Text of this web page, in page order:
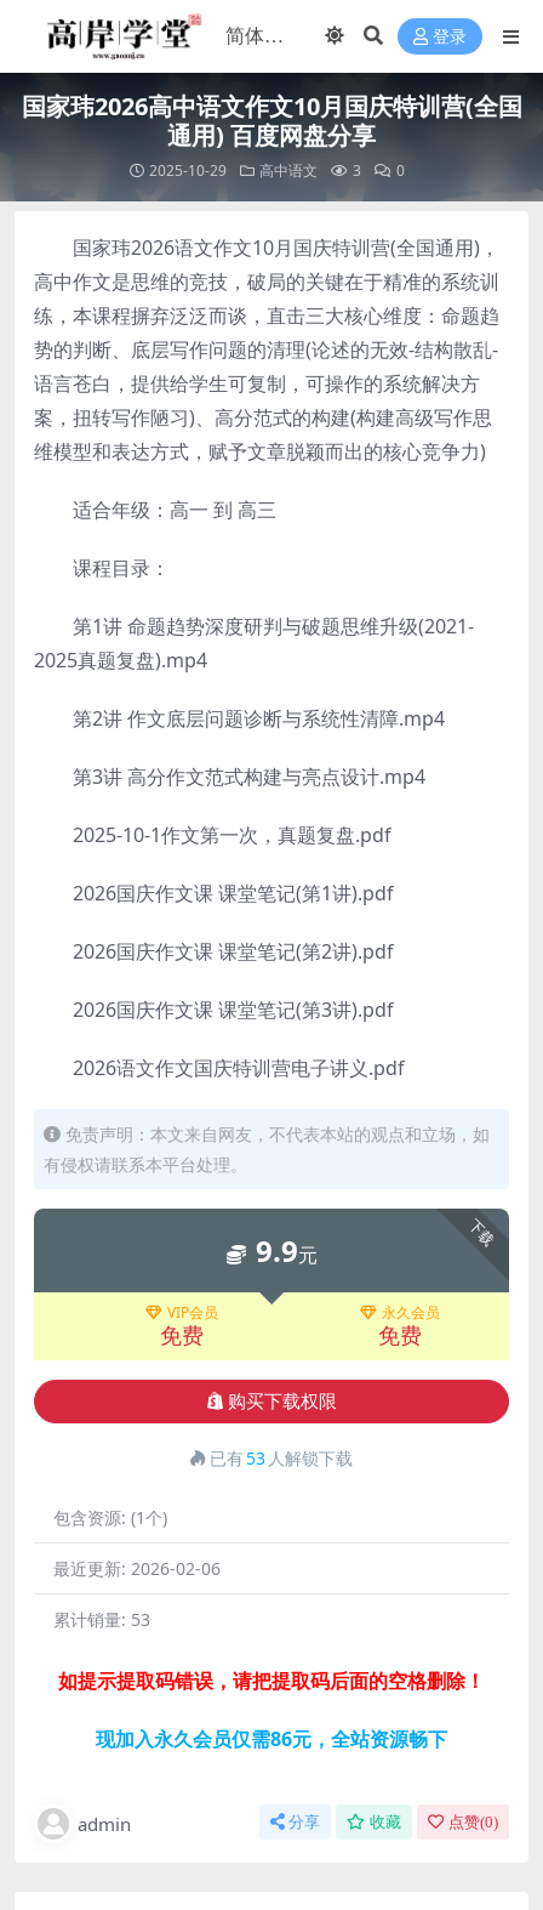
登录
国家玮2026高中语文作文10月国庆特训营(全国
通用) 百度网盘分享
2025-10-29 高中语文 3 0
国家玮2026语文作文10月国庆特训营(全国通用)，
高中作文是思维的竞技，破局的关键在于精准的系统训
练，本课程摒弃泛泛而谈，直击三大核心维度：命题趋
势的判断、底层写作问题的清理(论述的无效-结构散乱-
语言苍白，提供给学生可复制，可操作的系统解决方
案，扭转写作陋习)、高分范式的构建(构建高级写作思
维模型和表达方式，赋予文章脱颖而出的核心竞争力)
适合年级：高一 到 高三
课程目录：
第1讲 命题趋势深度研判与破题思维升级(2021-
2025真题复盘).mp4
第2讲 作文底层问题诊断与系统性清障.mp4
第3讲 高分作文范式构建与亮点设计.mp4
2025-10-1作文第一次，真题复盘.pdf
2026国庆作文课 课堂笔记(第1讲).pdf
2026国庆作文课 课堂笔记(第2讲).pdf
2026国庆作文课 课堂笔记(第3讲).pdf
2026语文作文国庆特训营电子讲义.pdf
免责声明：本文来自网友，不代表本站的观点和立场，如
有侵权请联系本平台处理。
下载
9.9元
VIP会员
免费
永久会员
免费
购买下载权限
已有53 人解锁下载
包含资源: (1个)
最近更新: 2026-02-06
累计销量: 53
如提示提取码错误，请把提取码后面的空格删除！
现加入永久会员仅需86元，全站资源畅下
admin 分享 收藏 点赞(0)